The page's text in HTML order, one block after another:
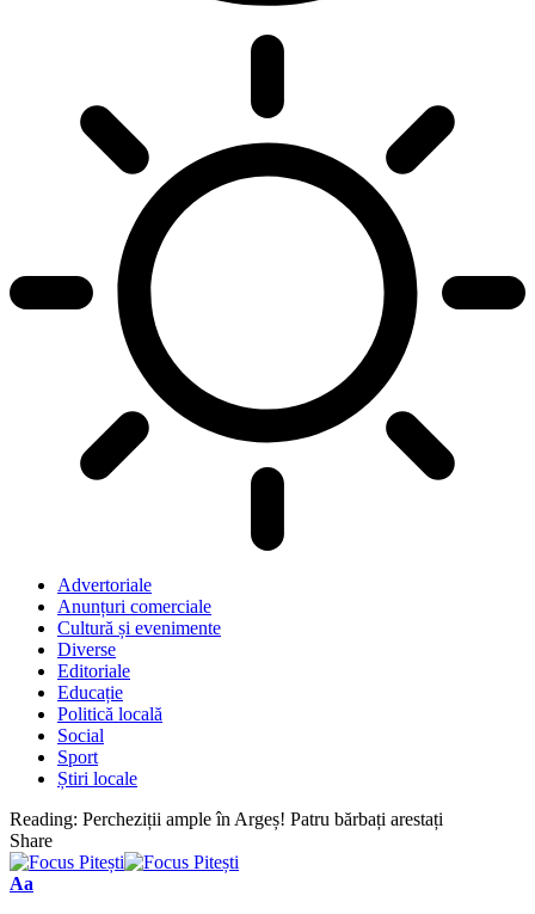
Advertoriale
Anunțuri comerciale
Cultură și evenimente
Diverse
Editoriale
Educație
Politică locală
Social
Sport
Știri locale
Reading: Percheziții ample în Argeș! Patru bărbați arestați
Share
Font
Aa